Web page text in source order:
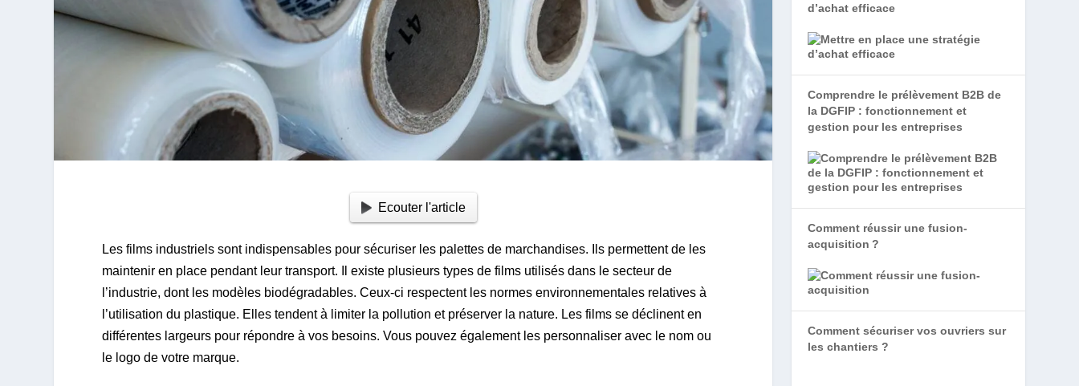
Ecouter l'article
Les films industriels sont indispensables pour sécuriser les palettes de marchandises. Ils permettent de les
maintenir en place pendant leur transport. Il existe plusieurs types de films utilisés dans le secteur de
l’industrie, dont les modèles biodégradables. Ceux-ci respectent les normes environnementales relatives à
l’utilisation du plastique. Elles tendent à limiter la pollution et préserver la nature. Les films se déclinent en
différentes largeurs pour répondre à vos besoins. Vous pouvez également les personnaliser avec le nom ou
le logo de votre marque.
d’achat efficace
Comprendre le prélèvement B2B de
la DGFIP : fonctionnement et
gestion pour les entreprises
Comment réussir une fusion-
acquisition ?
Comment sécuriser vos ouvriers sur
les chantiers ?